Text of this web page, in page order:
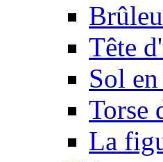
Tête
Sol
Torse
La